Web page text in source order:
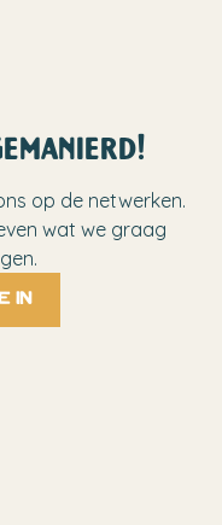
op de netwerken.
wat we graag
in